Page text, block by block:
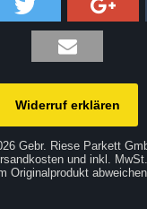
Widerruf erklären
Gebr. Riese Parkett
und inkl.
Originalprodukt abweichen.